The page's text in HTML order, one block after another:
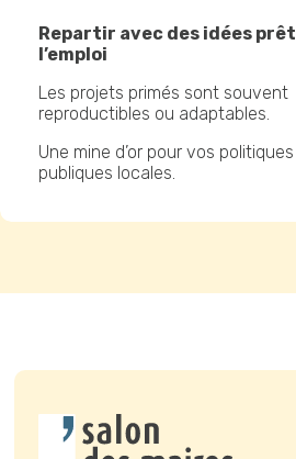
Repartir avec des idées
l’emploi
Les projets primés sont souvent
reproductibles ou adaptables.
Une mine d’or pour vos politiques
publiques locales.